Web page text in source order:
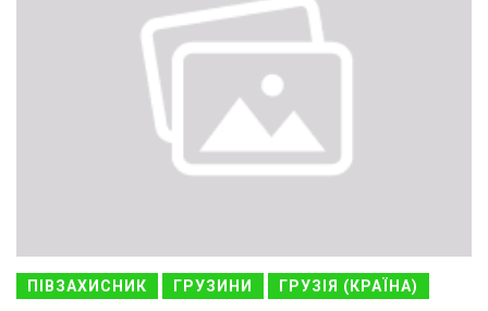
ПІВЗАХИСНИК ГРУЗИНИ ГРУЗІЯ (КРАЇНА)